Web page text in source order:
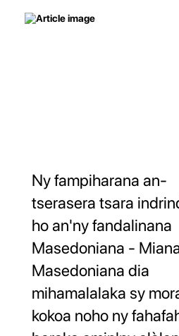
Ny fampiharana an-
tserasera tsara
ho an'ny fandalinana
Masedoniana -
Masedoniana dia
mihamalalaka sy
kokoa noho ny